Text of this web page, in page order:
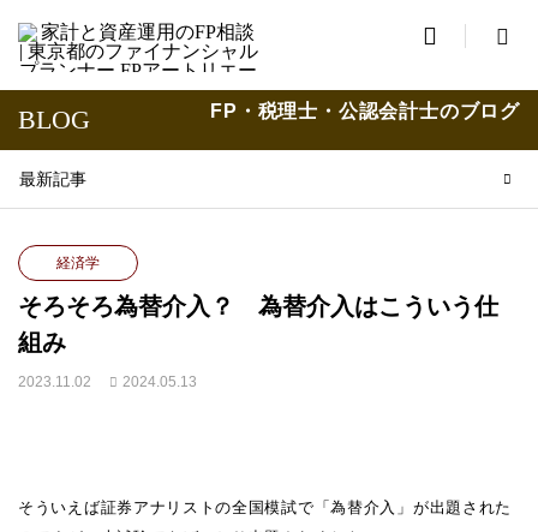

BLOG FP・税理士・公認会計士のブログ
最新記事
経済学
そろそろ為替介入？ 為替介入はこういう仕
組み
2023.11.02 2024.05.13
そういえば証券アナリストの全国模試で「為替介入」が出題された